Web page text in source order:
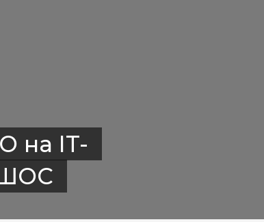
на IT-
ШОС